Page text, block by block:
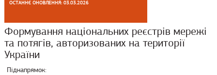
ОСТАННЄ ОНОВЛЕННЯ: 03.03.2026
Формування національних реєстрів мережі
та потягів, авторизованих на території
України
Піднапрямок: